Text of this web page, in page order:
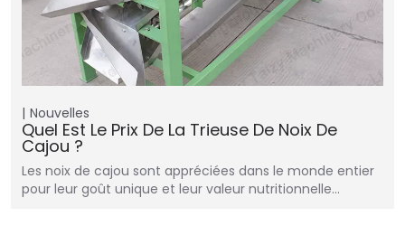
Nouvelles
Quel Est Le Prix De La Trieuse De Noix De
Cajou ?
Les noix de cajou sont appréciées dans le monde entier
pour leur goût unique et leur valeur nutritionnelle…